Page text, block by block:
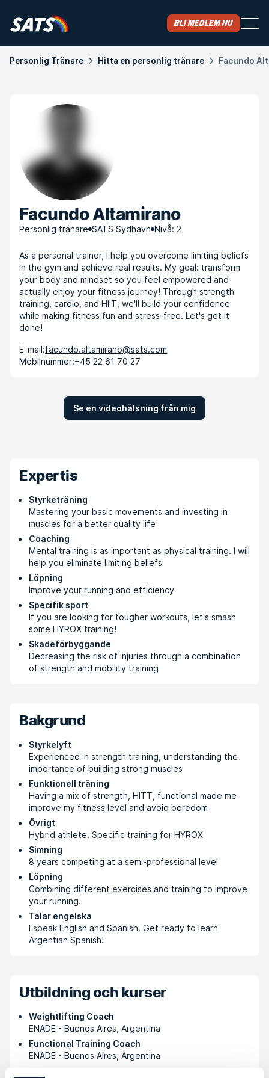
Bli medlem nu
Personlig Tränare Hitta en personlig tränare Facundo
Facundo Altamirano
Personlig tränare SATS Sydhavn Nivå: 2
As a personal trainer, I help you overcome limiting beliefs
in the gym and achieve real results. My goal: transform
your body and mindset so you feel empowered and
actually enjoy your fitness journey! Through strength
training, cardio, and HIIT, we'll build your confidence
while making fitness fun and stress-free. Let's get it
done!
E-mail:facundo.altamirano@sats.com
Mobilnummer:+45 22 61 70 27
Se en videohälsning från mig
Expertis
Styrketräning
Mastering your basic movements and investing in
muscles for a better quality life
Coaching
Mental training is as important as physical training. I will
help you eliminate limiting beliefs
Löpning
Improve your running and efficiency
Specifik sport
If you are looking for tougher workouts, let's smash
some HYROX training!
Skadeförbyggande
Decreasing the risk of injuries through a combination
of strength and mobility training
Bakgrund
Styrkelyft
Experienced in strength training, understanding the
importance of building strong muscles
Funktionell träning
Having a mix of strength, HITT, functional made me
improve my fitness level and avoid boredom
Övrigt
Hybrid athlete. Specific training for HYROX
Simning
8 years competing at a semi-professional level
Löpning
Combining different exercises and training to improve
your running.
Talar engelska
I speak English and Spanish. Get ready to learn
Argentian Spanish!
Utbildning och kurser
Weightlifting Coach
ENADE - Buenos Aires, Argentina
Functional Training Coach
ENADE - Buenos Aires, Argentina